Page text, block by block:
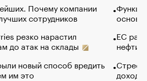
Почему компании
сотрудников
резко нарастил
до атак на склады
новый способ вредить
им это
основ
ЕС
нефти